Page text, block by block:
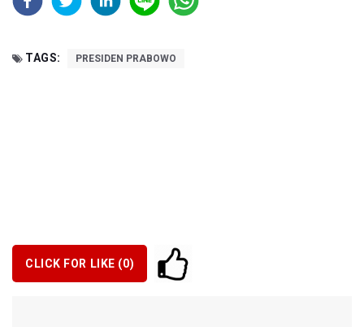
TAGS: PRESIDEN PRABOWO
CLICK FOR LIKE (0)